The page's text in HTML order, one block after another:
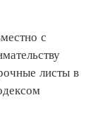
с
листы в